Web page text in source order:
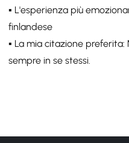
▪️ L'esperienza più
finlandese
▪️ La mia citazione
sempre in se stessi.